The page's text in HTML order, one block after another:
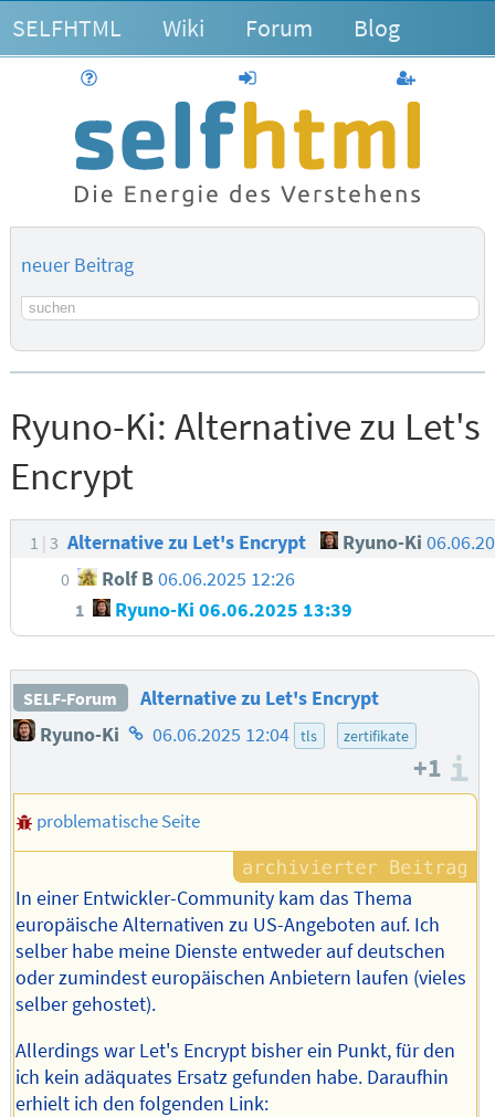
SELFHTML Wiki Forum Blog
anmelden
neuer Beitrag
Suchbegriff
Ryuno-Ki: Alternative zu Let's
Encrypt
1 3 Alternative zu Let's Encrypt Ryuno-Ki
0 Rolf B06.06.2025 12:26
1 Ryuno-Ki 06.06.2025 13:39
SELF-Forum
Alternative zu Let's Encrypt
Ryuno-Ki Homepage
Autors
06.06.2025 12:04 tls zertifikate
+1
problematische Seite
In einer Entwickler-Community kam das Thema
europäische Alternativen zu US-Angeboten auf. Ich
selber habe meine Dienste entweder auf deutschen
oder zumindest europäischen Anbietern laufen (vieles
selber gehostet).
Allerdings war Let's Encrypt bisher ein Punkt, für den
ich kein adäquates Ersatz gefunden habe. Daraufhin
erhielt ich den folgenden Link: